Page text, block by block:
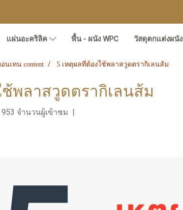
แผ่นอะคริลิค พื้น - ผนัง WPC วัสดุตกแต่งผนัง
นเทน content 5 เหตุผลที่ต้องใช้พลาสวูดตรากิเลนส้ม
พลาสวูดตรากิเลนส้ม
953 จำนวนผู้เข้าชม |